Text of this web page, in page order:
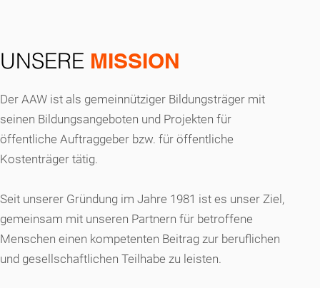
UNSERE MISSION
Der AAW ist als gemeinnütziger Bildungsträger mit
seinen Bildungsangeboten und Projekten für
öffentliche Auftraggeber bzw. für öffentliche
Kostenträger tätig.
Seit unserer Gründung im Jahre 1981 ist es unser Ziel,
gemeinsam mit unseren Partnern für betroffene
Menschen einen kompetenten Beitrag zur beruflichen
und gesellschaftlichen Teilhabe zu leisten.